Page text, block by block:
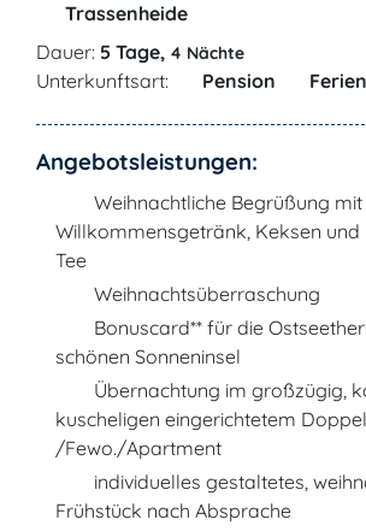
Trassenheide
Dauer: 5 Tage, 4 Nächte
Unterkunftsart: Pension
Angebotsleistungen:
Weihnachtliche Begrüßung mit
Willkommensgetränk, Keksen
Tee
Weihnachtsüberraschung
Bonuscard** für die
schönen Sonneninsel
Übernachtung im großzügig,
kuscheligen eingerichtetem
/Fewo./Apartment
individuelles gestaltetes,
Frühstück nach Absprache